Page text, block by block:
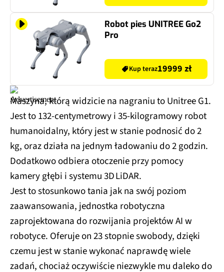
Robot pies UNITREE Go2
Pro
Kup teraz19999 zł
Maszyna, którą widzicie na nagraniu to Unitree G1.
Jest to 132-centymetrowy i 35-kilogramowy robot
humanoidalny, który jest w stanie podnosić do 2
kg, oraz działa na jednym ładowaniu do 2 godzin.
Dodatkowo odbiera otoczenie przy pomocy
kamery głębi i systemu 3D LiDAR.
Jest to stosunkowo tania jak na swój poziom
zaawansowania, jednostka robotyczna
zaprojektowana do rozwijania projektów AI w
robotyce. Oferuje on 23 stopnie swobody, dzięki
czemu jest w stanie wykonać naprawdę wiele
zadań, chociaż oczywiście niezwykle mu daleko do